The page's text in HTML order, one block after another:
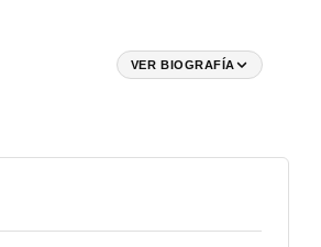
VER BIOGRAFÍA